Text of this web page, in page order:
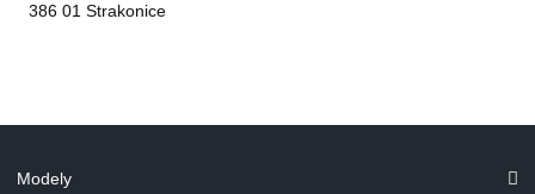
386 01 Strakonice
Modely